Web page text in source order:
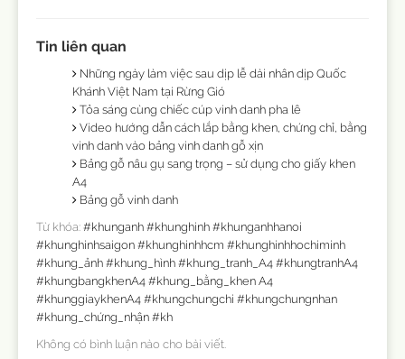
Tin liên quan
Những ngày làm việc sau dịp lễ dài nhân dịp Quốc
Khánh Việt Nam tại Rừng Gió
Tỏa sáng cùng chiếc cúp vinh danh pha lê
Video hướng dẫn cách lắp bằng khen, chứng chỉ, bằng
vinh danh vào bảng vinh danh gỗ xịn
Bảng gỗ nâu gụ sang trọng – sử dụng cho giấy khen
A4
Bảng gỗ vinh danh
Từ khóa:#khunganh #khunghinh #khunganhhanoi
#khunghinhsaigon #khunghinhhcm #khunghinhhochiminh
#khung_ảnh #khung_hình #khung_tranh_A4 #khungtranhA4
#khungbangkhenA4 #khung_bằng_khen A4
#khunggiaykhenA4 #khungchungchi #khungchungnhan
#khung_chứng_nhận #kh
Không có bình luận nào cho bài viết.